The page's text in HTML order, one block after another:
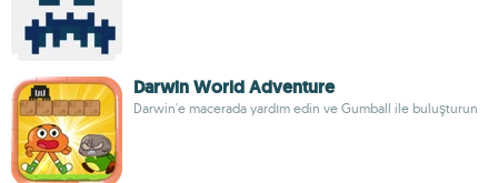
Darwin World Adventure
Darwin'e macerada yardım edin ve Gumball ile buluşturun